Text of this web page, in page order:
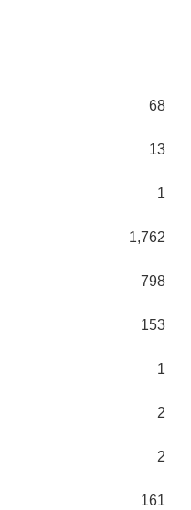
68
13
1
1,762
798
153
1
2
2
161